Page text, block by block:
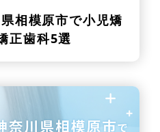
相模原市で小児矯
正歯科5選